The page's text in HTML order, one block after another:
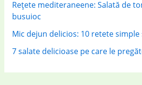
Rețete mediteraneene: Salată de
busuioc
Mic dejun delicios: 10 retete
7 salate delicioase pe care le